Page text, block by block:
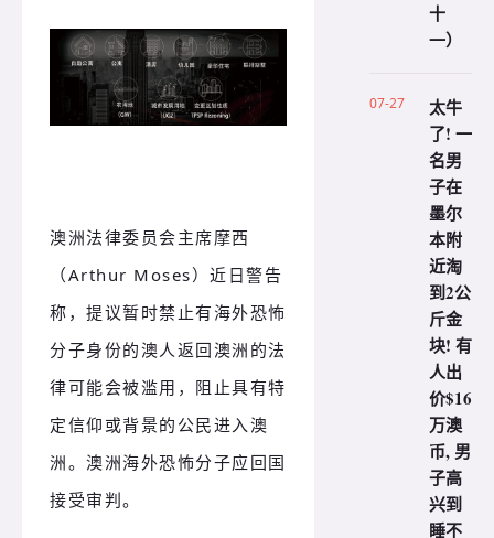
澳洲法律委员会主席摩西
（Arthur Moses）近日警告
称，提议暂时禁止有海外恐怖
分子身份的澳人返回澳洲的法
律可能会被滥用，阻止具有特
定信仰或背景的公民进入澳
洲。澳洲海外恐怖分子应回国
接受审判。
十
一）
07-27
太牛
了! 一
名男
子在
墨尔
本附
近淘
到2公
斤金
块! 有
人出
价$16
万澳
币, 男
子高
兴到
睡不